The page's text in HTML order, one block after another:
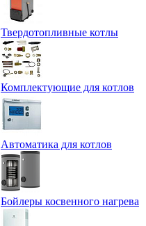
Твердотопливные котлы
Комплектующие для котлов
Автоматика для котлов
Бойлеры косвенного нагрева